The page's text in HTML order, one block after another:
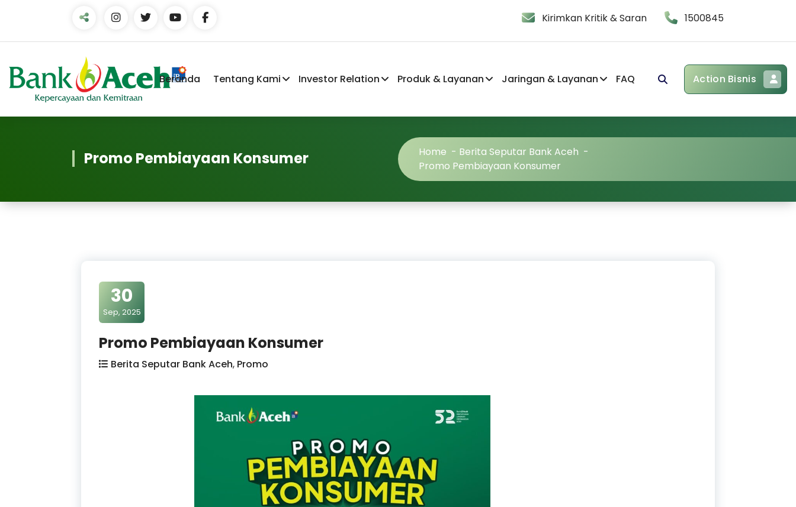
Kirimkan Kritik & Saran 1500845
Beranda Tentang Kami Investor Relation Produk & Layanan Jaringan & Layanan FAQ Action Bisnis
Promo Pembiayaan Konsumer Home - Berita Seputar Bank Aceh -
Promo Pembiayaan Konsumer
30
Sep, 2025
Promo Pembiayaan Konsumer
Berita Seputar Bank Aceh, Promo